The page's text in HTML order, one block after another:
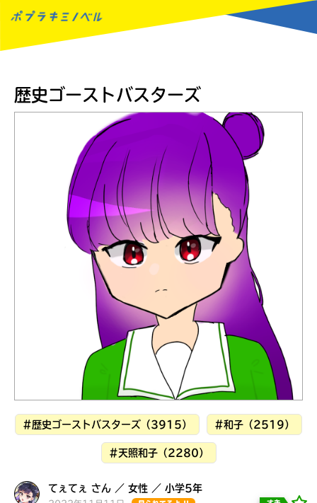
読みたい本が
歴史ゴーストバスターズ
#歴史ゴーストバスターズ（3915） #和子（2519）
#天照和子（2280）
てぇてぇ さん ／ 女性 ／ 小学5年